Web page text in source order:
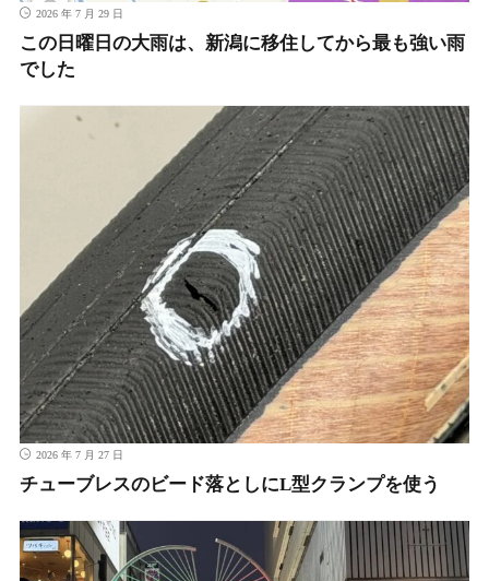
2026 年 7 月 29 日
この日曜日の大雨は、新潟に移住してから最も強い雨
でした
2026 年 7 月 27 日
チューブレスのビード落としにL型クランプを使う